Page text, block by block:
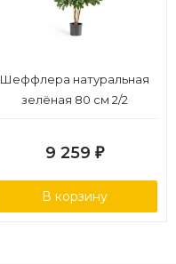
Шеффлера натуральная
зелёная 80 см 2/2
9 259 ₽
В корзину